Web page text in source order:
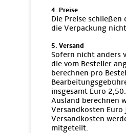
4. Preise
Die Preise
die Verpackung
5. Versand
Sofern nicht anders
die vom Besteller
berechnen pro
insgesamt Euro
Ausland berechnen
Versandkosten Euro
Versandkosten
mitgeteilt.